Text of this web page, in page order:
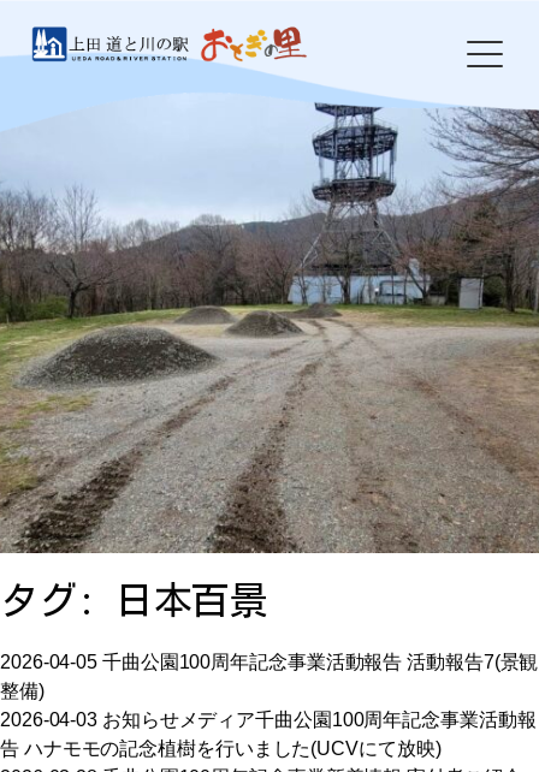
お知らせ
イベント
農産物・特産品
食事処 岩鼻
ドッグラン
防災・環境整備
タグ: 日本百景
2026-04-05 千曲公園100周年記念事業活動報告 活動報告7(景観
整備)
2026-04-03 お知らせメディア千曲公園100周年記念事業活動報
告 ハナモモの記念植樹を行いました(UCVにて放映)